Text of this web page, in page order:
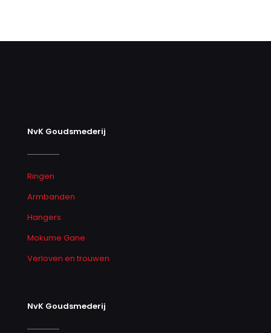
NvK Goudsmederij
Ringen
Armbanden
Hangers
Mokume Gane
Verloven en trouwen
NvK Goudsmederij